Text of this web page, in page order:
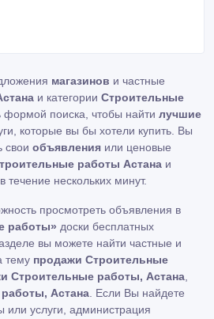
магазинов и частные
и категории Строительные
формой поиска, чтобы найти лучшие
которые вы бы хотели купить. Вы
свои объявления или ценовые
работы Астана и
в течение нескольких минут.
просмотреть объявления в
работы» доски бесплатных
вы можете найти частные и
тему продажи Строительные
Строительные работы, Астана,
Астана. Если Вы найдете
услуги, администрация